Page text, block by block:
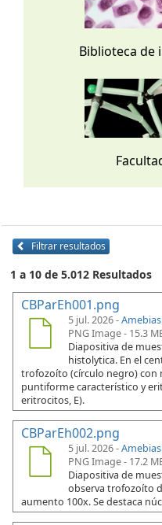
Biblioteca de
Filtrar resultados
1 a 10 de 5.012 Resultados
CBParEh001.png
5 jul. 2026 -
PNG Image - 15.3
Diapositiva de
histolytica. En el
trofozoíto (círculo negro) con
puntiforme característico y
eritrocitos, E).
CBParEh002.png
5 jul. 2026 -
PNG Image - 17.2
Diapositiva de
observa trofozoíto
aumento 100x. Se destaca